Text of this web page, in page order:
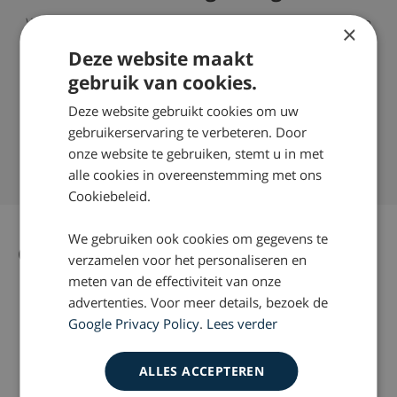
Wilt u meer weten over wat wij juridisch gezien kunnen
doen om bij een whiplash, letselschade voor u te
verhalen? Neem dan contact op via telefoonnummer:
0800 – 2490300
Succespercentage van 98%
Nationaal Keurmerk Letselschade
Ruim 35 jaar ervaring door heel Nederland
Gerelateerd nieuws Alle nieuws artikelen
×
Deze website maakt
gebruik van cookies.
Deze website gebruikt cookies om uw
gebruikerservaring te verbeteren. Door
onze website te gebruiken, stemt u in met
alle cookies in overeenstemming met ons
Cookiebeleid.
We gebruiken ook cookies om gegevens te
verzamelen voor het personaliseren en
meten van de effectiviteit van onze
advertenties. Voor meer details, bezoek de
Google Privacy Policy. Lees verder
ALLES ACCEPTEREN